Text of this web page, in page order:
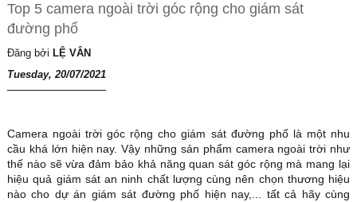
Top 5 camera ngoài trời góc rộng cho giám sát
đường phố
Đăng bởi LỆ VÂN
Tuesday, 20/07/2021
Camera ngoài trời góc rộng cho giám sát đường phố là một nhu
cầu khá lớn hiện nay. Vậy những sản phẩm camera ngoài trời như
thế nào sẽ vừa đảm bảo khả năng quan sát góc rộng mà mang lại
hiệu quả giám sát an ninh chất lượng cùng nên chọn thương hiệu
nào cho dự án giám sát đường phố hiện nay,... tất cả hãy cùng